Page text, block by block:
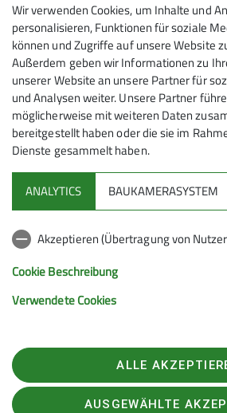
Senioren
In Abänderung des ausgedruckten
plant die Seniorengruppe des
Friedrichshafenam Dienstag, 28.
Wandertour oberhalb des Großen
Vom Parkplatz in Bühl geht es
Köpfle (1024 m) und nach einer
Rundweg über den Höhenzug
Ausgangspunkt.
Der Aufstieg beträgt 320 Meter, die
dreieinhalb Stunden.
Jugendherberge Friedrichshafen.
Bei Regenwetter entfällt die
Wir verwenden Cookies, um Inhalte und
personalisieren, Funktionen für soziale
können und Zugriffe auf unsere Website
Außerdem geben wir Informationen zu
unserer Website an unsere Partner für
und Analysen weiter. Unsere Partner
möglicherweise mit weiteren Daten
bereitgestellt haben oder die sie im
Dienste gesammelt haben.
ANALYTICS BAUKAMERASYSTEM
Akzeptieren (Übertragung von
Cookie Beschreibung
Verwendete Cookies
ALLE
AUSGEWÄHLTE